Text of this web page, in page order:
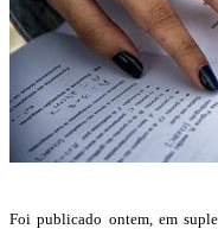
Foi publicado ontem, em